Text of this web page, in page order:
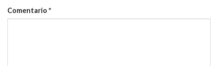
Comentario *